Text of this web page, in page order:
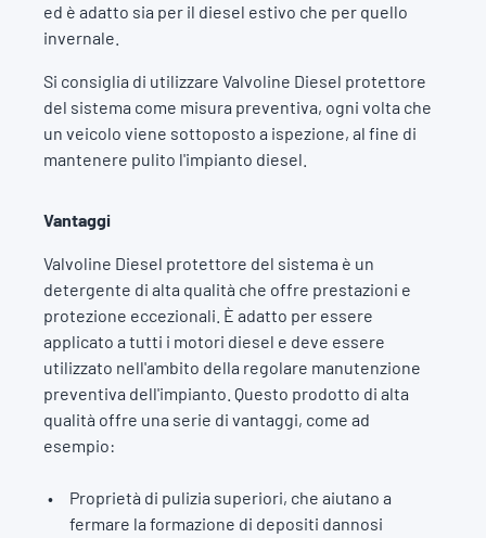
ed è adatto sia per il diesel estivo che per quello
invernale.
Si consiglia di utilizzare Valvoline Diesel protettore
del sistema come misura preventiva, ogni volta che
un veicolo viene sottoposto a ispezione, al fine di
mantenere pulito l'impianto diesel.
Vantaggi
Valvoline Diesel protettore del sistema è un
detergente di alta qualità che offre prestazioni e
protezione eccezionali. È adatto per essere
applicato a tutti i motori diesel e deve essere
utilizzato nell'ambito della regolare manutenzione
preventiva dell'impianto. Questo prodotto di alta
qualità offre una serie di vantaggi, come ad
esempio:
Proprietà di pulizia superiori, che aiutano a
fermare la formazione di depositi dannosi